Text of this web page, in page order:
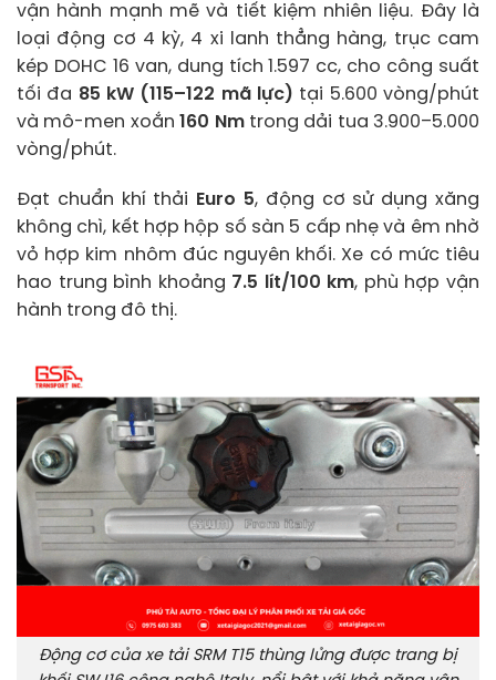
vận hành mạnh mẽ và tiết kiệm nhiên liệu. Đây là
loại động cơ 4 kỳ, 4 xi lanh thẳng hàng, trục cam
kép DOHC 16 van, dung tích 1.597 cc, cho công suất
tối đa 85 kW (115–122 mã lực) tại 5.600 vòng/phút
và mô-men xoắn160 Nmtrong dải tua 3.900–5.000
vòng/phút.
Đạt chuẩn khí thải Euro 5, động cơ sử dụng xăng
không chì, kết hợp hộp số sàn 5 cấp nhẹ và êm nhờ
vỏ hợp kim nhôm đúc nguyên khối. Xe có mức tiêu
hao trung bình khoảng 7.5 lít/100 km, phù hợp vận
hành trong đô thị.
Động cơ của xe tải SRM T15 thùng lửng được trang bị